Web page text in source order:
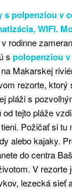
s polpenziou v
WIFI.
rodinne
s polopenziou v
Makarskej
rezorte, ktorý
pláži s
tejto pláže
Požičať si tu
alebo kajaky.
do centra
V rezorte
lezecká sieť